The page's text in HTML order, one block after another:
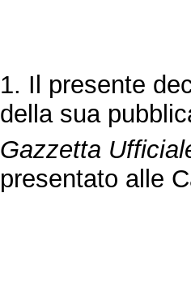
1. Il presente
della sua
Gazzetta
presentato alle